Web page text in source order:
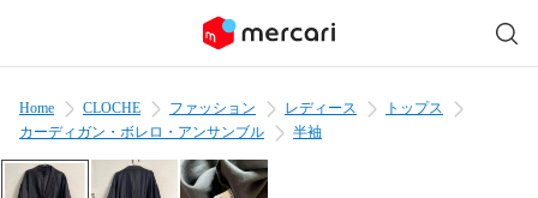
Home CLOCHE ファッション レディース
トップス
カーディガン・ボレロ・アンサンブル
半袖